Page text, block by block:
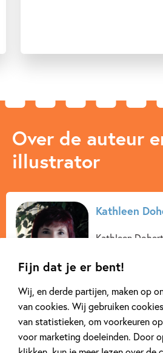
Fijn dat je er bent!
Wij, en derde partijen, maken op
van cookies. Wij gebruiken
van statistieken, om voorkeuren
voor marketing doeleinden. Door
Over de auteur
illustrator
Kathleen
Kathleen
in de stad
vriendin elf jaar
waren,
allebei lerares